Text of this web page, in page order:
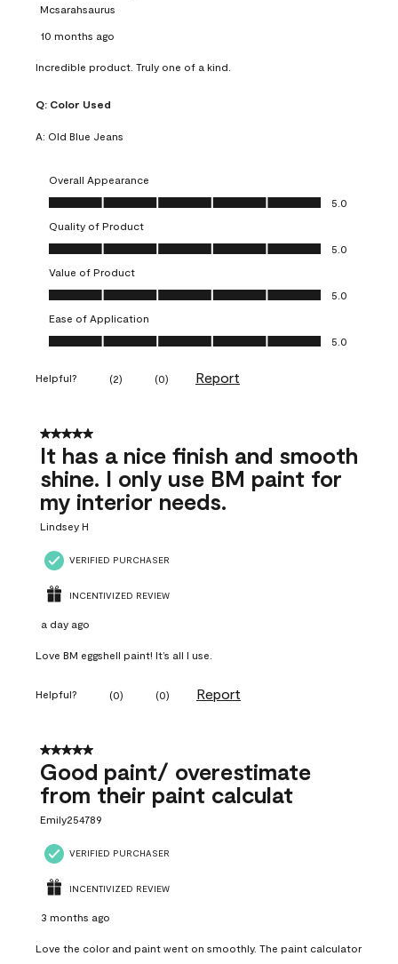
Mcsarahsaurus
10 months ago
Incredible product. Truly one of a kind.
Q: Color Used
A: Old Blue Jeans
Overall Appearance
Overall Appearance, 5.0 out of 5
5.0
Quality of Product
Quality of Product, 5.0 out of 5
5.0
Value of Product
Value of Product, 5.0 out of 5
5.0
Ease of Application
Ease of Application, 5.0 out of 5
5.0
Helpful? (2) (0) Report
5 out of 5 stars.
It has a nice finish and smooth
shine. I only use BM paint for
my interior needs.
Lindsey H
VERIFIED PURCHASER
INCENTIVIZED REVIEW
a day ago
Love BM eggshell paint! It’s all I use.
Helpful? (0) (0) Report
5 out of 5 stars.
Good paint/ overestimate
from their paint calculat
Emily254789
VERIFIED PURCHASER
INCENTIVIZED REVIEW
3 months ago
Love the color and paint went on smoothly. The paint calculator